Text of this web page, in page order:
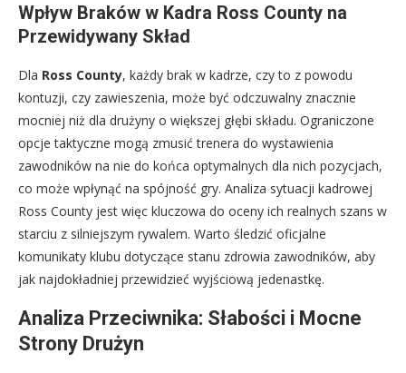
Wpływ Braków w Kadra Ross County na
Przewidywany Skład
Dla Ross County, każdy brak w kadrze, czy to z powodu
kontuzji, czy zawieszenia, może być odczuwalny znacznie
mocniej niż dla drużyny o większej głębi składu. Ograniczone
opcje taktyczne mogą zmusić trenera do wystawienia
zawodników na nie do końca optymalnych dla nich pozycjach,
co może wpłynąć na spójność gry. Analiza sytuacji kadrowej
Ross County jest więc kluczowa do oceny ich realnych szans w
starciu z silniejszym rywalem. Warto śledzić oficjalne
komunikaty klubu dotyczące stanu zdrowia zawodników, aby
jak najdokładniej przewidzieć wyjściową jedenastkę.
Analiza Przeciwnika: Słabości i Mocne
Strony Drużyn